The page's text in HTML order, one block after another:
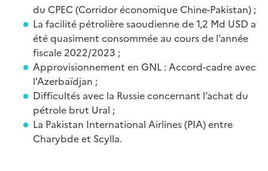
du CPEC (Corridor économique Chine-Pakistan) ;
La facilité pétrolière saoudienne de 1,2 Md USD a
été quasiment consommée au cours de l’année
fiscale 2022/2023 ;
Approvisionnement en GNL : Accord-cadre avec
l'Azerbaïdjan ;
Difficultés avec la Russie concernant l’achat du
pétrole brut Ural ;
La Pakistan International Airlines (PIA) entre
Charybde et Scylla.